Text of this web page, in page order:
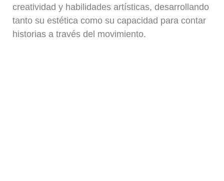
creatividad y habilidades artísticas, desarrollando
tanto su estética como su capacidad para contar
historias a través del movimiento.